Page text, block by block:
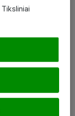
Tiksliniai